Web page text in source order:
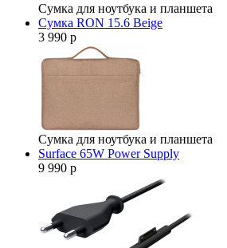
Сумка для ноутбука и планшета
Сумка RON 15.6 Beige
3 990 р
Сумка для ноутбука и планшета
Surface 65W Power Supply
9 990 р